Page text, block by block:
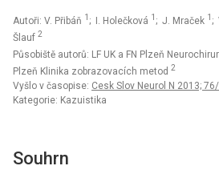
Autoři: V. Přibáň 1 ; I. Holečková 1 ; J. Mraček 1 ;
Šlauf 2
Působiště autorů: LF UK a FN Plzeň
Plzeň Klinika zobrazovacích metod 2
Vyšlo v časopise: Cesk Slov Neurol N 2013;
Kategorie: Kazuistika
Souhrn